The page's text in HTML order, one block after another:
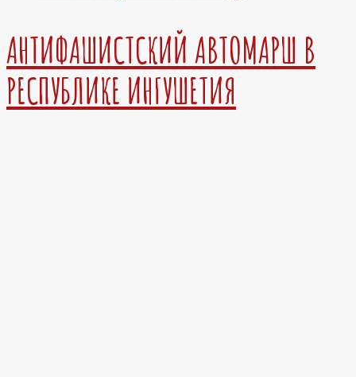
АНТИФАШИСТСКИЙ АВТОМАРШ В
РЕСПУБЛИКЕ ИНГУШЕТИЯ